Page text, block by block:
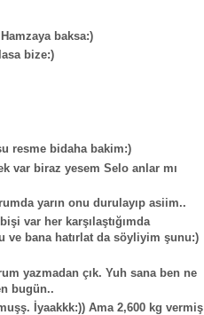
baksa:)
bize:)
resme bidaha bakim:)
var biraz yesem Selo anlar mı
yarın onu durulayıp asiim..
var her karşılaştığımda
ve bana hatırlat da söyliyim şunu:)
yazmadan çık. Yuh sana ben ne
bugün..
İyaakkk:)) Ama 2,600 kg vermiş